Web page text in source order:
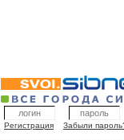
Регистрация Забыли